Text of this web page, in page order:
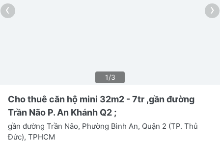
‹ ›
1/3
Cho thuê căn hộ mini 32m2 - 7tr ,gần đường
Trần Não P. An Khánh Q2 ;
gần đường Trần Não, Phường Bình An, Quận 2 (TP. Thủ
Đức), TPHCM